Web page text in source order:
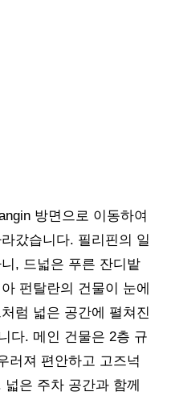
방면으로 이동하여
갔습니다. 필리핀의 일
, 드넓은 푸른 잔디밭
펀탈란의 건물이 눈에
럼 넓은 공간에 펼쳐진
다. 메인 건물은 2층 규
러져 편안하고 고즈넉
은 주차 공간과 함께